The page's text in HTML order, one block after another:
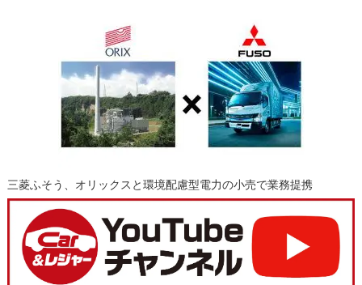
三菱ふそう、オリックスと環境配慮型電力の小売で業務提携